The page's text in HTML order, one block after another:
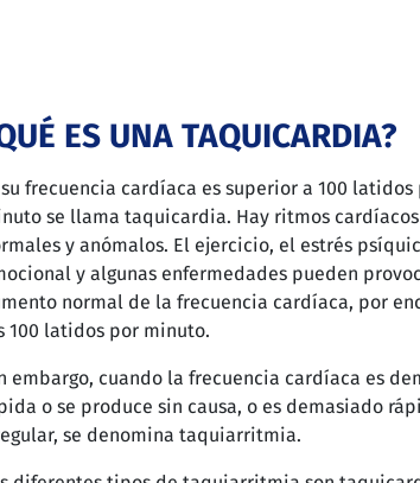
ES UNA TAQUICARDIA?
frecuencia cardíaca es superior a 100 latidos
se llama taquicardia. Hay ritmos
y anómalos. El ejercicio, el estrés
y algunas enfermedades pueden
normal de la frecuencia cardíaca, por
100 latidos por minuto.
embargo, cuando la frecuencia cardíaca es
o se produce sin causa, o es demasiado
se denomina taquiarritmia.